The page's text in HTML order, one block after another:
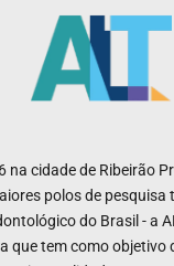
na cidade de Ribeirão
polos de
do Brasil - a
que tem como objetivo